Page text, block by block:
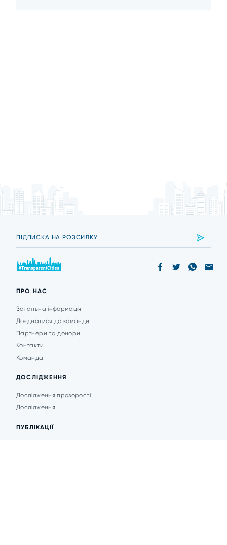
ПРО НАС
Загальна інформація
Доєднатися до команди
Партнери та донори
Контакти
Команда
ДОСЛІДЖЕННЯ
Дослідження прозорості
Дослідження
ПУБЛІКАЦІЇ